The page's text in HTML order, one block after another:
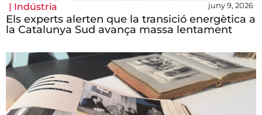
| Indústria juny 9, 2026
Els experts alerten que la transició energètica a
la Catalunya Sud avança massa lentament